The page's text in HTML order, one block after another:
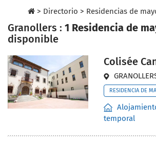
> Directorio > Residencias de
Granollers : 1 Residencia de
disponible
Colisée
RESIDENCIA DE
temporal